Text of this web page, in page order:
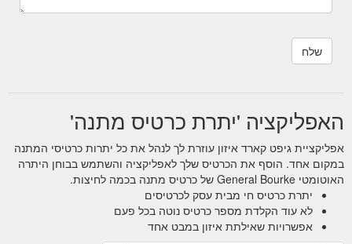
האפליקציה 'יתרת כרטיס מתנה'
אפליקציית גיפט קארד איזון עוזרת לך לנהל את כל יתרות כרטיסי המתנה
במקום אחד. הוסף את הכרטיס שלך לאפליקציה והשתמש בבוחן היתרה
האוטומטי General Bourke של כרטיס מתנה בכמה לחיצות.
יתרת כרטיס חי מבית עסק לכרטיסים
לא עוד הקלדת מספר כרטיס נוטה בכל פעם
אפשרויות שאילתת איזון במבט אחד